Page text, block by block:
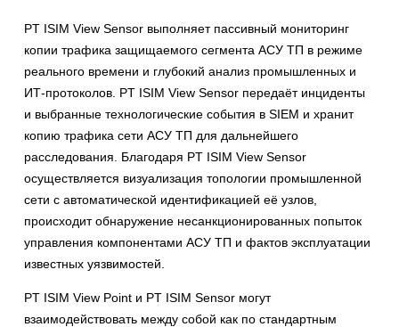
PT ISIM View Sensor выполняет пассивный мониторинг
копии трафика защищаемого сегмента АСУ ТП в режиме
реального времени и глубокий анализ промышленных и
ИТ-протоколов. PT ISIM View Sensor передаёт инциденты
и выбранные технологические события в SIEM и хранит
копию трафика сети АСУ ТП для дальнейшего
расследования. Благодаря PT ISIM View Sensor
осуществляется визуализация топологии промышленной
сети с автоматической идентификацией её узлов,
происходит обнаружение несанкционированных попыток
управления компонентами АСУ ТП и фактов эксплуатации
известных уязвимостей.
PT ISIM View Point и PT ISIM Sensor могут
взаимодействовать между собой как по стандартным